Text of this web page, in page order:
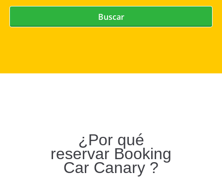
Buscar
¿Por qué
reservar Booking
Car Canary ?